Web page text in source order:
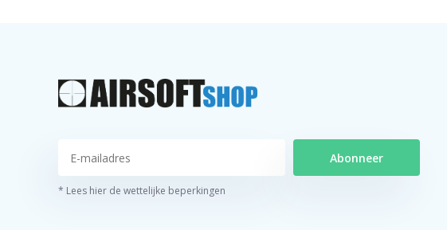
Abonneer
* Lees hier de wettelijke beperkingen